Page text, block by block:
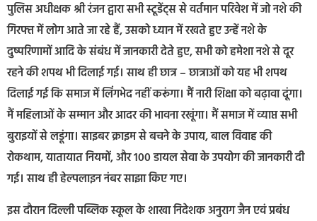
पुलिस अधीक्षक श्री रंजन द्वारा सभी स्टूडेंट्स से वर्तमान परिवेश में जो नशे की
गिरफ्त में लोग आते जा रहे हैं, उसको ध्यान में रखते हुए उन्हें नशे के
दुष्परिणामों आदि के संबंध में जानकारी देते हुए, सभी को हमेशा नशे से दूर
रहने की शपथ भी दिलाई गई। साथ ही छात्र – छात्राओं को यह भी शपथ
दिलाई गई कि समाज में लिंगभेद नहीं करूंगा। मैं नारी शिक्षा को बढ़ावा दूंगा।
मैं महिलाओं के सम्मान और आदर की भावना रखूंगा। मैं समाज में व्याप्त सभी
बुराइयों से लडूंगा। साइबर क्राइम से बचने के उपाय, बाल विवाह की
रोकथाम, यातायात नियमों, और 100 डायल सेवा के उपयोग की जानकारी दी
गई। साथ ही हेल्पलाइन नंबर साझा किए गए।
इस दौरान दिल्ली पब्लिक स्कूल के शाखा निदेशक अनुराग जैन एवं प्रबंध